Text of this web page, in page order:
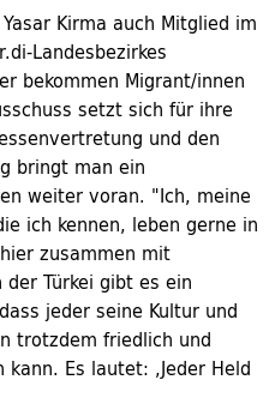
Kirma auch Mitglied im
Landesbezirkes
bekommen Migrant/innen
setzt sich für ihre
und den
bringt man ein
weiter voran. "Ich, meine
ich kennen, leben gerne in
zusammen mit
Türkei gibt es ein
jeder seine Kultur und
trotzdem friedlich und
Es lautet: ,Jeder Held